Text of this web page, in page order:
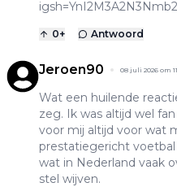
0+ Antwoord
Jeroen90 08 juli 2026 om
Wat een huilende
zeg. Ik was altijd wel
voor mij altijd voor wat
prestatiegericht
wat in Nederland vaak
stel wijven.